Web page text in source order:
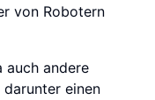
von Robotern
auch andere
einen